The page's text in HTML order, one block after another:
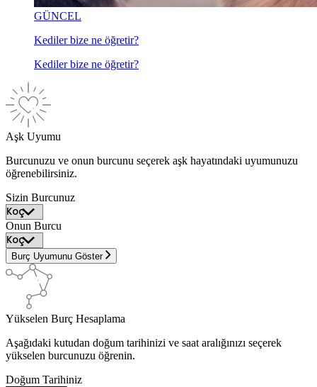
GÜNCEL
Kediler bize ne öğretir?
Kediler bize ne öğretir?
Aşk Uyumu
Burcunuzu ve onun burcunu seçerek aşk hayatındaki uyumunuzu
öğrenebilirsiniz.
Sizin Burcunuz
Onun Burcu
Burç Uyumunu Göster
Yükselen Burç Hesaplama
Aşağıdaki kutudan doğum tarihinizi ve saat aralığınızı seçerek
yükselen burcunuzu öğrenin.
Doğum Tarihiniz